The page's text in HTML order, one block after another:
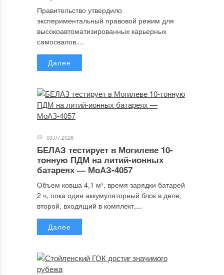
Правительство утвердило
экспериментальный правовой режим для
высокоавтоматизированных карьерных
самосвалов....
Далее
03.07.2026
БЕЛАЗ тестирует в Могилеве 10-
тонную ПДМ на литий-ионных
батареях — МоАЗ-4057
Объем ковша 4,1 м³, время зарядки батарей
2 ч, пока один аккумуляторный блок в деле,
второй, входящий в комплект,...
Далее